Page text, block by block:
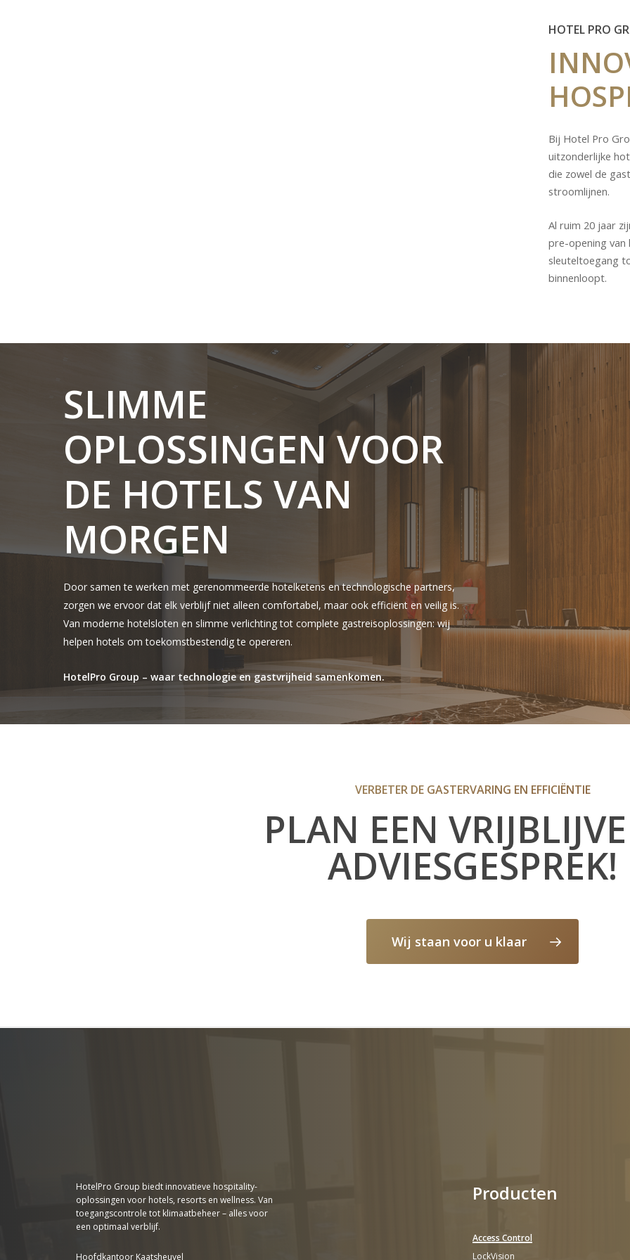
HOTEL PRO
Bij Hotel Pro
uitzonderlijke
die zowel de
stroomlijnen.
Al ruim 20 jaar
pre-opening van
sleuteltoegang
binnenloopt.
SLIMME
OPLOSSINGEN VOOR
DE HOTELS VAN
MORGEN
Door samen te werken met gerenommeerde hotelketens en technologische partners,
zorgen we ervoor dat elk verblijf niet alleen comfortabel, maar ook efficiënt en veilig is.
Van moderne hotelsloten en slimme verlichting tot complete gastreisoplossingen: wij
helpen hotels om toekomstbestendig te opereren.
HotelPro Group – waar technologie en gastvrijheid samenkomen.
VERBETER DE GASTERVARING EN EFFICIËNTIE
PLAN EEN
ADVIESGESPREK!
Wij staan voor u klaar
HotelPro Group biedt innovatieve hospitality-
oplossingen voor hotels, resorts en wellness. Van
toegangscontrole tot klimaatbeheer – alles voor
een optimaal verblijf.
Hoofdkantoor Kaatsheuvel
Producten
Access Control
LockVision